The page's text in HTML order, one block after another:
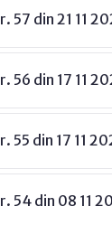
57 din 21 11
56 din 17 11
55 din 17 11
54 din 08 11